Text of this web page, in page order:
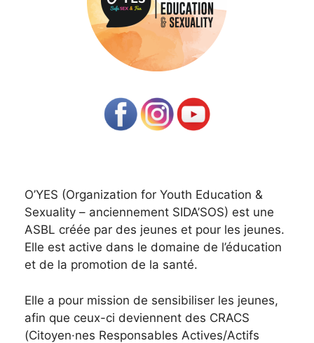
O’YES (Organization for Youth Education &
Sexuality – anciennement SIDA’SOS) est une
ASBL créée par des jeunes et pour les jeunes.
Elle est active dans le domaine de l’éducation
et de la promotion de la santé.
Elle a pour mission de sensibiliser les jeunes,
afin que ceux-ci deviennent des CRACS
(Citoyen·nes Responsables Actives/Actifs